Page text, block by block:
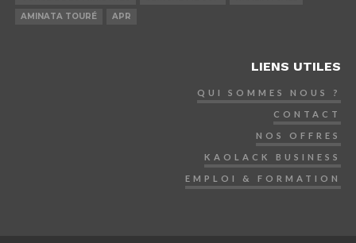
AMINATA TOURÉ
APR
LIENS UTILES
QUI SOMMES NOUS ?
CONTACT
NOS OFFRES
KAOLACK BUSINESS
EMPLOI & FORMATION